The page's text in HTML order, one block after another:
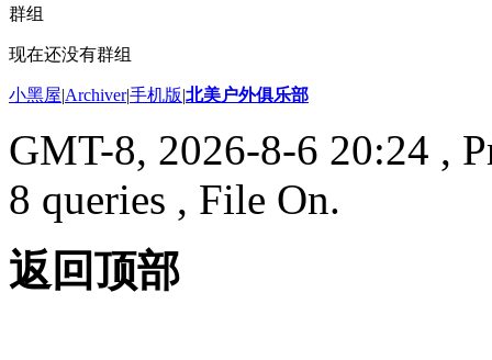
群组
现在还没有群组
小黑屋|Archiver|手机版|北美户外俱乐部
GMT-8, 2026-8-6 20:24 ,
8 queries , File On.
返回顶部